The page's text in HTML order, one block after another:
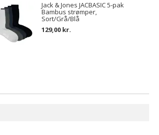
Jack & Jones JACBASIC 5-pak
Bambus strømper,
Sort/Grå/Blå
129,00 kr.